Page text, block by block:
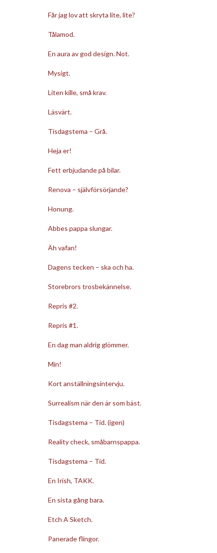
Får jag lov att skryta lite, lite?
Tålamod.
En aura av god design. Not.
Mysigt.
Liten kille, små krav.
Läsvärt.
Tisdagstema – Grå.
Heja er!
Fett erbjudande på bilar.
Renova – självförsörjande?
Honung.
Abbes pappa slungar.
Äh vafan!
Dagens tecken – ska och ha.
Storebrors trosbekännelse.
Repris #2.
Repris #1.
En dag man aldrig glömmer.
Min!
Kort anställningsintervju.
Surrealism när den är som bäst.
Tisdagstema – Tid. (igen)
Reality check, småbarnspappa.
Tisdagstema – Tid.
En Irish, TAKK.
En sista gång bara.
Etch A Sketch.
Panerade flingor.